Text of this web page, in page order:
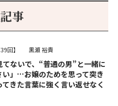
にわかりません。…
事
39回】 黒瀬 裕貴
てないで、“普通の男”と一緒に
い」…お嬢のためを思って突き
きた言葉に強く言い返せなく